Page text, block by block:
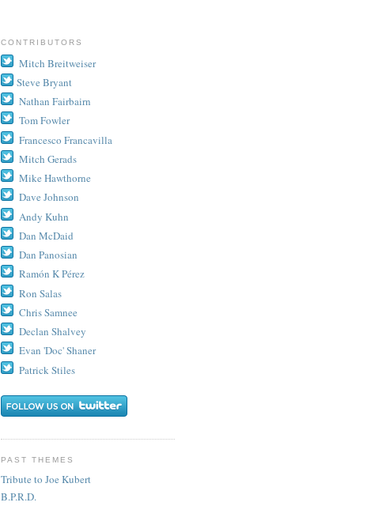
CONTRIBUTORS
Mitch Breitweiser
Steve Bryant
Nathan Fairbairn
Tom Fowler
Francesco Francavilla
Mitch Gerads
Mike Hawthorne
Dave Johnson
Andy Kuhn
Dan McDaid
Dan Panosian
Ramón K Pérez
Ron Salas
Chris Samnee
Declan Shalvey
Evan 'Doc' Shaner
Patrick Stiles
PAST THEMES
Tribute to Joe Kubert
B.P.R.D.